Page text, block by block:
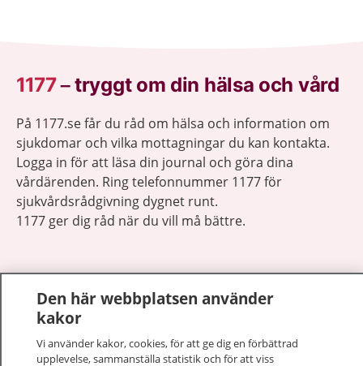
1177–tryggt om din hälsa och vård
På 1177.se får du råd om hälsa och information om
sjukdomar och vilka mottagningar du kan kontakta.
Logga in för att läsa din journal och göra dina
vårdärenden. Ring telefonnummer 1177 för
sjukvårdsrådgivning dygnet runt.
1177 ger dig råd när du vill må bättre.
1177 på flera språk
Den här webbplatsen använder
kakor
Vi använder kakor, cookies, för att ge dig en förbättrad
upplevelse, sammanställa statistik och för att viss